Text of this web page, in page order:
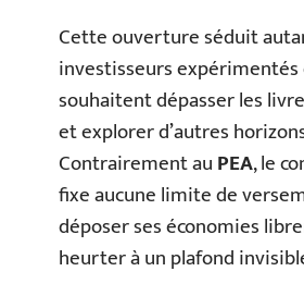
Cette ouverture séduit
investisseurs expérimentés
souhaitent dépasser les
et explorer d’autres
Contrairement auPEA, le
fixe aucune limite de
déposer ses économies
heurter à un plafond